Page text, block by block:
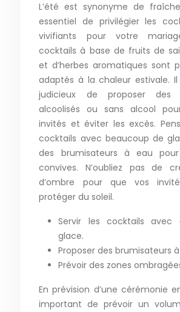
L’été est synonyme de
essentiel de privilégier les
vivifiants pour votre
cocktails à base de fruits de
et d’herbes aromatiques sont
adaptés à la chaleur estivale.
judicieux de proposer des
alcoolisés ou sans alcool
invités et éviter les excès.
cocktails avec beaucoup de
des brumisateurs à eau
convives. N’oubliez pas de
d’ombre pour que vos
protéger du soleil.
Servir les cocktails avec
glace.
Proposer des brumisateurs
Prévoir des zones
En prévision d’une cérémonie
important de prévoir un